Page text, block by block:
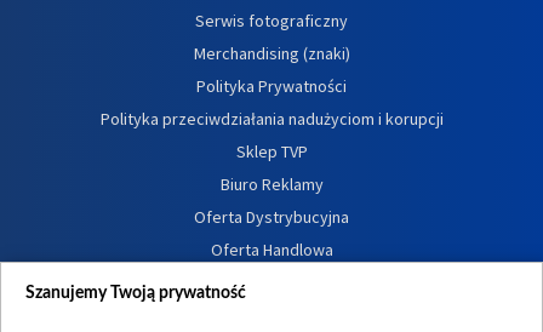
Serwis fotograficzny
Merchandising (znaki)
Polityka Prywatności
Polityka przeciwdziałania nadużyciom i korupcji
Sklep TVP
Biuro Reklamy
Oferta Dystrybucyjna
Oferta Handlowa
Dostępność
Szanujemy Twoją prywatność